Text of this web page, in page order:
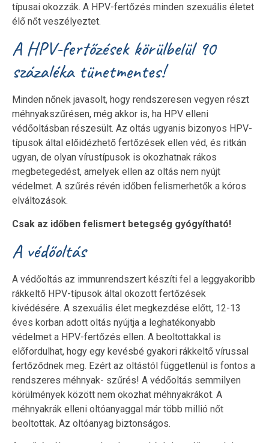
típusai okozzák. A HPV-fertőzés minden szexuális életet
élő nőt veszélyeztet.
A HPV-fertőzések körülbelül 90
százaléka tünetmentes!
Minden nőnek javasolt, hogy rendszeresen vegyen részt
méhnyakszűrésen, még akkor is, ha HPV elleni
védőoltásban részesült. Az oltás ugyanis bizonyos HPV-
típusok által előidézhető fertőzések ellen véd, és ritkán
ugyan, de olyan vírustípusok is okozhatnak rákos
megbetegedést, amelyek ellen az oltás nem nyújt
védelmet. A szűrés révén időben felismerhetők a kóros
elváltozások.
Csak az időben felismert betegség gyógyítható!
A védőoltás
A védőoltás az immunrendszert készíti fel a leggyakoribb
rákkeltő HPV-típusok által okozott fertőzések
kivédésére. A szexuális élet megkezdése előtt, 12-13
éves korban adott oltás nyújtja a leghatékonyabb
védelmet a HPV-fertőzés ellen. A beoltottakkal is
előfordulhat, hogy egy kevésbé gyakori rákkeltő vírussal
fertőződnek meg. Ezért az oltástól függetlenül is fontos a
rendszeres méhnyak- szűrés! A védőoltás semmilyen
körülmények között nem okozhat méhnyakrákot. A
méhnyakrák elleni oltóanyaggal már több millió nőt
beoltottak. Az oltóanyag biztonságos.